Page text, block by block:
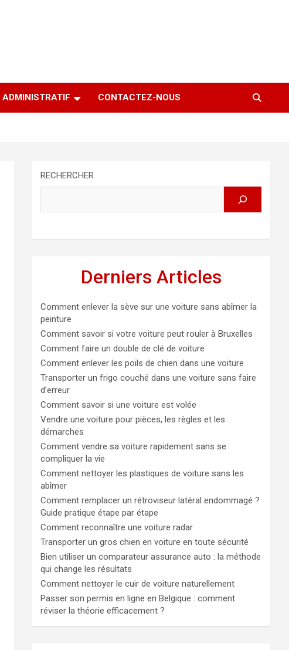
ADMINISTRATIF CONTACTEZ-NOUS
RECHERCHER
Derniers Articles
Comment enlever la sève sur une voiture sans abîmer la
peinture
Comment savoir si votre voiture peut rouler à Bruxelles
Comment faire un double de clé de voiture
Comment enlever les poils de chien dans une voiture
Transporter un frigo couché dans une voiture sans faire
d’erreur
Comment savoir si une voiture est volée
Vendre une voiture pour pièces, les règles et les
démarches
Comment vendre sa voiture rapidement sans se
compliquer la vie
Comment nettoyer les plastiques de voiture sans les
abîmer
Comment remplacer un rétroviseur latéral endommagé ?
Guide pratique étape par étape
Comment reconnaître une voiture radar
Transporter un gros chien en voiture en toute sécurité
Bien utiliser un comparateur assurance auto : la méthode
qui change les résultats
Comment nettoyer le cuir de voiture naturellement
Passer son permis en ligne en Belgique : comment
réviser la théorie efficacement ?